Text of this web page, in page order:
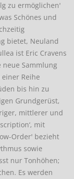
zu ermöglichen'
Schönes und
bietet, Neuland
ist Eric Cravens
Sammlung
Reihe
bis hin zu
Grundgerüst,
mittlerer und
mit
Order' bezieht
sowie
nur Tonhöhen;
Es werden